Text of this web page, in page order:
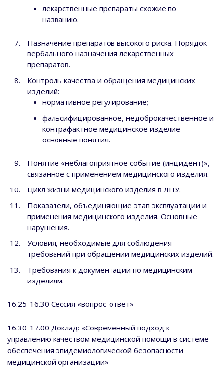
лекарственные препараты схожие по
названию.
Назначение препаратов высокого риска. Порядок
вербального назначения лекарственных
препаратов.
Контроль качества и обращения медицинских
изделий:
нормативное регулирование;
фальсифицированное, недоброкачественное и
контрафактное медицинское изделие -
основные понятия.
Понятие «неблагоприятное событие (инцидент)»,
связанное с применением медицинского изделия.
Цикл жизни медицинского изделия в ЛПУ.
Показатели, объединяющие этап эксплуатации и
применения медицинского изделия. Основные
нарушения.
Условия, необходимые для соблюдения
требований при обращении медицинских изделий.
Требования к документации по медицинским
изделиям.
16.25-16.30 Сессия «вопрос-ответ»
16.30-17.00 Доклад: «Современный подход к
управлению качеством медицинской помощи в системе
обеспечения эпидемиологической безопасности
медицинской организации»